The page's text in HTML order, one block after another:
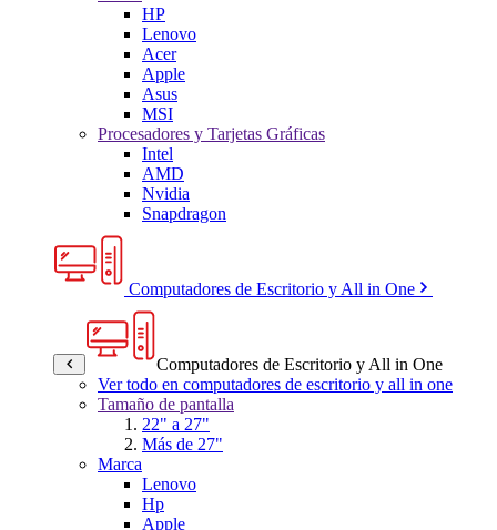
HP
Lenovo
Acer
Apple
Asus
MSI
Procesadores y Tarjetas Gráficas
Intel
AMD
Nvidia
Snapdragon
Computadores de Escritorio y All in One
Computadores de Escritorio y All in One
Ver todo en computadores de escritorio y all in one
Tamaño de pantalla
22" a 27"
Más de 27"
Marca
Lenovo
Hp
Apple